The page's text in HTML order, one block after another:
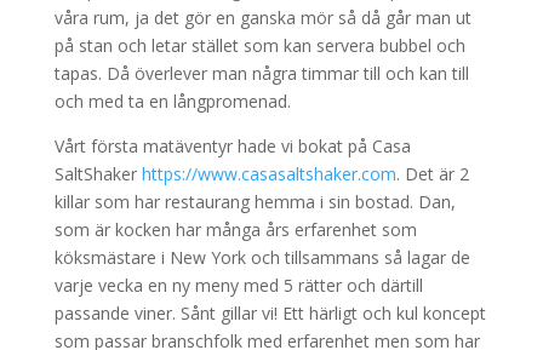
våra rum, ja det gör en ganska mör så då går man ut
på stan och letar stället som kan servera bubbel och
tapas. Då överlever man några timmar till och kan till
och med ta en långpromenad.
Vårt första matäventyr hade vi bokat på Casa
SaltShaker https://www.casasaltshaker.com. Det är 2
killar som har restaurang hemma i sin bostad. Dan,
som är kocken har många års erfarenhet som
köksmästare i New York och tillsammans så lagar de
varje vecka en ny meny med 5 rätter och därtill
passande viner. Sånt gillar vi! Ett härligt och kul koncept
som passar branschfolk med erfarenhet men som har